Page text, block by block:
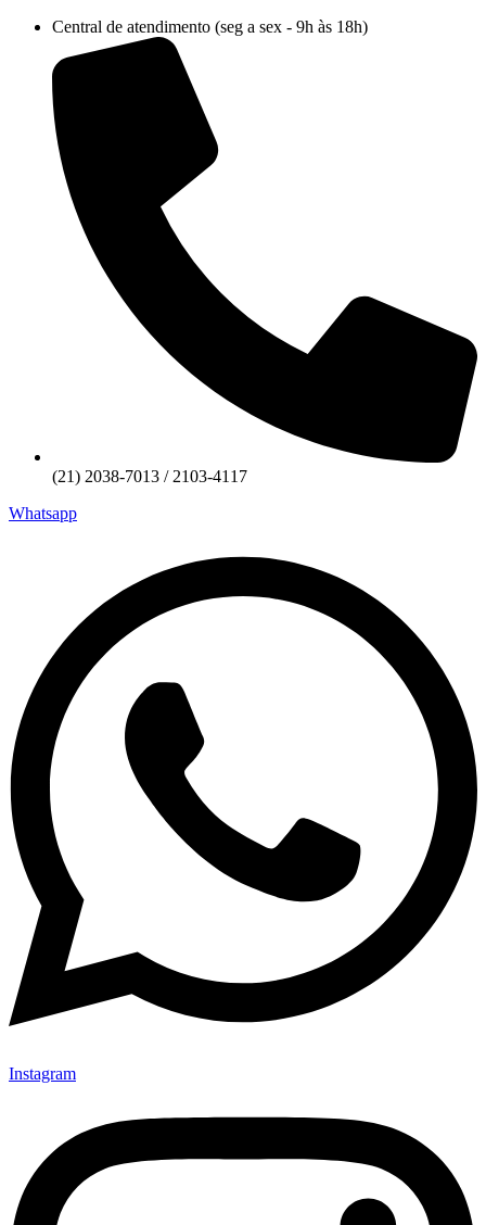
conteúdo
Central de atendimento (seg a sex - 9h às 18h)
(21) 2038-7013 / 2103-4117
Whatsapp
Instagram